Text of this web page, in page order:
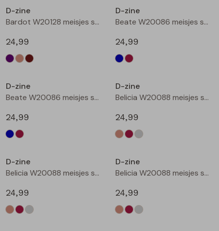
Blouses lange mouw
Sweatshirts
Gilet spencers
Jackjes
Blazers
Bermuda's
Lange broek
Jackjes
Jassen
Leggings
Rokken
Lange broeken
Leggings
T-shirts lange mouw
Tops
Vesten
D-zine
Bardot W20128 meisjes sweatshirt Bruin donker
24,99
D-zine
Beate W20086 meisjes sweatshirt Marine
24,99
D-zine
Beate W20086 meisjes sweatshirt Wijnrood
24,99
D-zine
Belicia W20088 meisjes sweatshirt Ecru melee
24,99
D-zine
Belicia W20088 meisjes sweatshirt Wijnrood
24,99
D-zine
Belicia W20088 meisjes sweatshirt Grey melee
24,99